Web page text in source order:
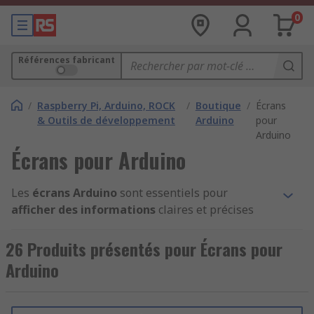
0
Références fabricant
/ Raspberry Pi, Arduino, ROCK
& Outils de développement
/ Boutique
Arduino
/ Écrans
pour
Arduino
Écrans pour Arduino
Les écrans Arduino sont essentiels pour
afficher des informations claires et précises
choisissiez un écran LCD pour Arduino, un
écran OLED Arduino, ou encore un écran tactile
capacitif
autre modèle compatible.
26 Produits présentés pour Écrans pour
Arduino